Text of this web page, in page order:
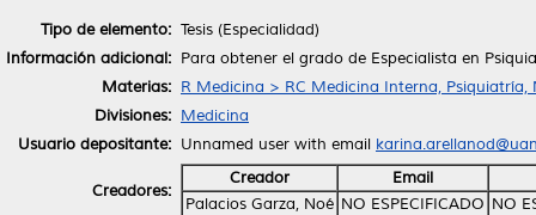
Tipo de elemento: Tesis (Especialidad)
Información adicional: Para obtener el grado de Especialista en
Materias: R Medicina > RC Medicina Interna, Psiquiatría,
Divisiones: Medicina
Usuario depositante: Unnamed user with email
Creadores:
Creador
Email
Palacios Garza, Noé NO ESPECIFICADO NO